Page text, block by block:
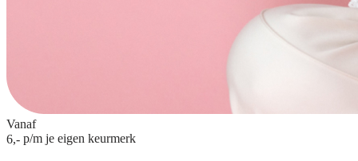
Vanaf
6,- p/m je eigen keurmerk